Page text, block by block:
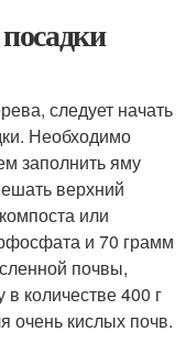
следует начать
Необходимо
заполнить яму
верхний
или
и 70 грамм
почвы,
количестве 400 г
очень кислых почв.